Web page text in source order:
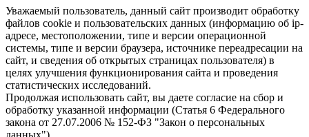
Уважаемый пользователь, данный сайт производит обработку
файлов cookie и пользовательских данных (информацию об ip-
адресе, местоположении, типе и версии операционной
системы, типе и версии браузера, источнике переадресации на
сайт, и сведения об открытых страницах пользователя) в
целях улучшения функционирования сайта и проведения
статистических исследований.
Продолжая использовать сайт, вы даете согласие на сбор и
обработку указанной информации (Статья 6 Федерального
закона от 27.07.2006 № 152-ФЗ "Закон о персональных
данных").